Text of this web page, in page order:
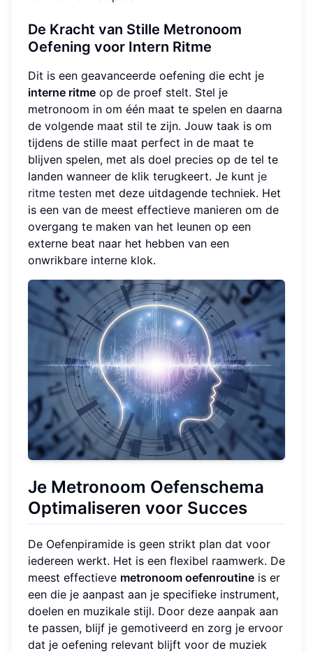
De Kracht van Stille Metronoom
Oefening voor Intern Ritme
Dit is een geavanceerde oefening die echt je
interne ritme op de proef stelt. Stel je
metronoom in om één maat te spelen en daarna
de volgende maat stil te zijn. Jouw taak is om
tijdens de stille maat perfect in de maat te
blijven spelen, met als doel precies op de tel te
landen wanneer de klik terugkeert. Je kunt je
ritme testen met deze uitdagende techniek. Het
is een van de meest effectieve manieren om de
overgang te maken van het leunen op een
externe beat naar het hebben van een
onwrikbare interne klok.
Je Metronoom Oefenschema
Optimaliseren voor Succes
De Oefenpiramide is geen strikt plan dat voor
iedereen werkt. Het is een flexibel raamwerk. De
meest effectieve metronoom oefenroutine is er
een die je aanpast aan je specifieke instrument,
doelen en muzikale stijl. Door deze aanpak aan
te passen, blijf je gemotiveerd en zorg je ervoor
dat je oefening relevant blijft voor de muziek